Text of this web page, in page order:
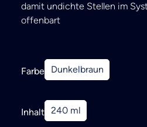
damit undichte Stellen im
offenbart
Farbe Dunkelbraun
Inhalt 240 ml